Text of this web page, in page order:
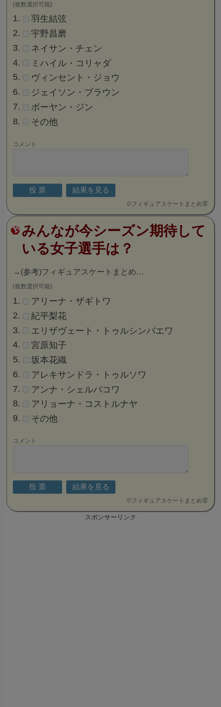
(複数選択可能)
羽生結弦
宇野昌磨
ネイサン・チェン
ミハイル・コリャダ
ヴィンセント・ジョウ
ジェイソン・ブラウン
ボーヤン・ジン
その他
コメント
©フィギュアスケートまとめ零
みんなが今シーズン期待して
いる女子選手は？
→ (参考)フィギュアスケートまとめ…
(複数選択可能)
アリーナ・ザギトワ
紀平梨花
エリザヴェート・トゥルシンバエワ
宮原知子
坂本花織
アレキサンドラ・トゥルソワ
アンナ・シェルバコワ
アリョーナ・コストルナヤ
その他
コメント
©フィギュアスケートまとめ零
スポンサーリンク